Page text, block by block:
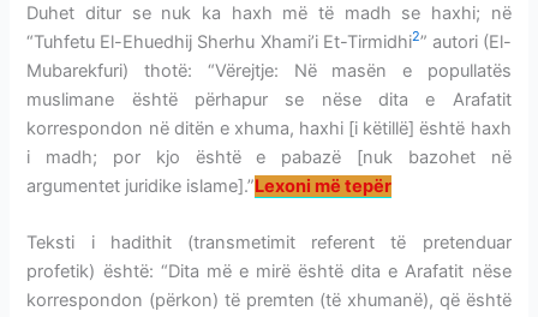
Duhet ditur se nuk ka haxh më të madh se haxhi; në
“Tuhfetu El-Ehuedhij Sherhu Xhami’i Et-Tirmidhi2” autori (El-
Mubarekfuri) thotë: “Vërejtje: Në masën e popullatës
muslimane është përhapur se nëse dita e Arafatit
korrespondon në ditën e xhuma, haxhi [i këtillë] është haxh
i madh; por kjo është e pabazë [nuk bazohet në
argumentet juridike islame].”Lexoni më tepër
Teksti i hadithit (transmetimit referent të pretenduar
profetik) është: “Dita më e mirë është dita e Arafatit nëse
korrespondon (përkon) të premten (të xhumanë), që është